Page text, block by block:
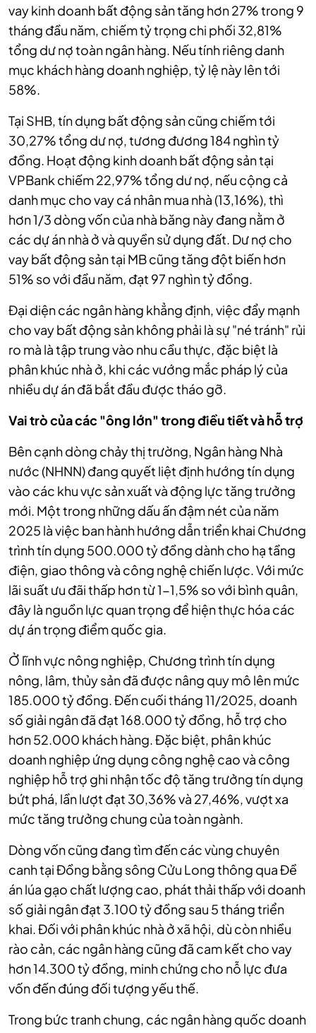
vay kinh doanh bất động sản tăng hơn 27% trong 9
tháng đầu năm, chiếm tỷ trọng chi phối 32,81%
tổng dư nợ toàn ngân hàng. Nếu tính riêng danh
mục khách hàng doanh nghiệp, tỷ lệ này lên tới
58%.
Tại SHB, tín dụng bất động sản cũng chiếm tới
30,27% tổng dư nợ, tương đương 184 nghìn tỷ
đồng. Hoạt động kinh doanh bất động sản tại
VPBank chiếm 22,97% tổng dư nợ, nếu cộng cả
danh mục cho vay cá nhân mua nhà (13,16%), thì
hơn 1/3 dòng vốn của nhà băng này đang nằm ở
các dự án nhà ở và quyền sử dụng đất. Dư nợ cho
vay bất động sản tại MB cũng tăng đột biến hơn
51% so với đầu năm, đạt 97 nghìn tỷ đồng.
Đại diện các ngân hàng khẳng định, việc đẩy mạnh
cho vay bất động sản không phải là sự "né tránh" rủi
ro mà là tập trung vào nhu cầu thực, đặc biệt là
phân khúc nhà ở, khi các vướng mắc pháp lý của
nhiều dự án đã bắt đầu được tháo gỡ.
Vai trò của các "ông lớn" trong điều tiết và hỗ trợ
Bên cạnh dòng chảy thị trường, Ngân hàng Nhà
nước (NHNN) đang quyết liệt định hướng tín dụng
vào các khu vực sản xuất và động lực tăng trưởng
mới. Một trong những dấu ấn đậm nét của năm
2025 là việc ban hành hướng dẫn triển khai Chương
trình tín dụng 500.000 tỷ đồng dành cho hạ tầng
điện, giao thông và công nghệ chiến lược. Với mức
lãi suất ưu đãi thấp hơn từ 1-1,5% so với bình quân,
đây là nguồn lực quan trọng để hiện thực hóa các
dự án trọng điểm quốc gia.
Ở lĩnh vực nông nghiệp, Chương trình tín dụng
nông, lâm, thủy sản đã được nâng quy mô lên mức
185.000 tỷ đồng. Đến cuối tháng 11/2025, doanh
số giải ngân đã đạt 168.000 tỷ đồng, hỗ trợ cho
hơn 52.000 khách hàng. Đặc biệt, phân khúc
doanh nghiệp ứng dụng công nghệ cao và công
nghiệp hỗ trợ ghi nhận tốc độ tăng trưởng tín dụng
bứt phá, lần lượt đạt 30,36% và 27,46%, vượt xa
mức tăng trưởng chung của toàn ngành.
Dòng vốn cũng đang tìm đến các vùng chuyên
canh tại Đồng bằng sông Cửu Long thông qua Đề
án lúa gạo chất lượng cao, phát thải thấp với doanh
số giải ngân đạt 3.100 tỷ đồng sau 5 tháng triển
khai. Đối với phân khúc nhà ở xã hội, dù còn nhiều
rào cản, các ngân hàng cũng đã cam kết cho vay
hơn 14.300 tỷ đồng, minh chứng cho nỗ lực đưa
vốn đến đúng đối tượng yếu thế.
Trong bức tranh chung, các ngân hàng quốc doanh